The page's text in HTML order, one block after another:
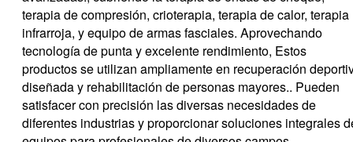
terapia de compresión, crioterapia, terapia de calor, terapia
infrarroja, y equipo de armas fasciales. Aprovechando
tecnología de punta y excelente rendimiento, Estos
productos se utilizan ampliamente en recuperación
diseñada y rehabilitación de personas mayores.. Pueden
satisfacer con precisión las diversas necesidades de
diferentes industrias y proporcionar soluciones integrales